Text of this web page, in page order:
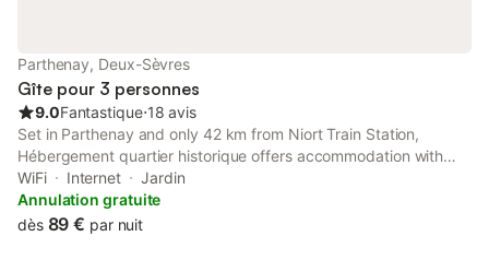
Parthenay, Deux-Sèvres
Gîte pour 3 personnes
9.0Fantastique⋅18 avis
Set in Parthenay and only 42 km from Niort Train Station,
Hébergement quartier historique offers accommodation with
garden views, free WiFi and free private parking.
WiFi Internet
Jardin
Annulation gratuite
dès 89 € par nuit